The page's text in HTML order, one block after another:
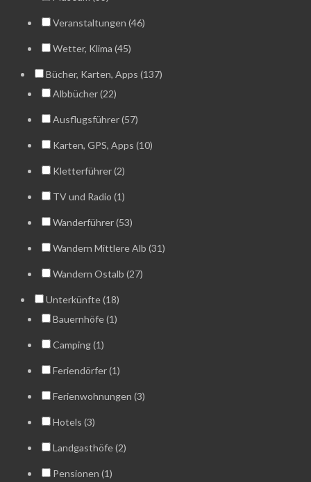
Veranstaltungen (46)
Wetter, Klima (45)
Bücher, Karten, Apps (137)
Albbücher (22)
Ausflugsführer (57)
Karten, GPS, Apps (10)
Kletterführer (2)
TV und Radio (1)
Wanderführer (53)
Wandern Mittlere Alb (31)
Wandern Ostalb (27)
Unterkünfte (18)
Bauernhöfe (1)
Camping (1)
Feriendörfer (1)
Ferienwohnungen (3)
Hotels (3)
Landgasthöfe (2)
Pensionen (1)